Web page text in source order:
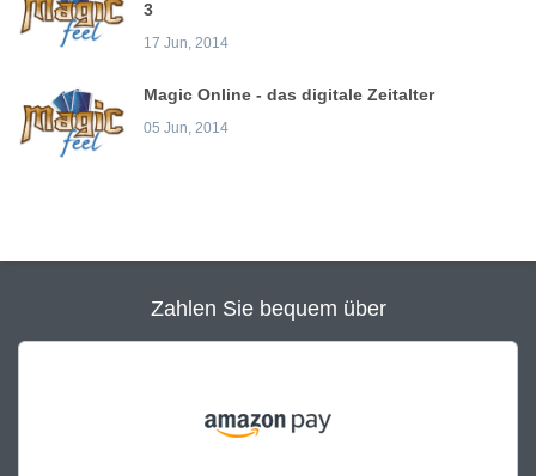
3
17 Jun, 2014
Magic Online - das digitale Zeitalter
05 Jun, 2014
Zahlen Sie bequem über